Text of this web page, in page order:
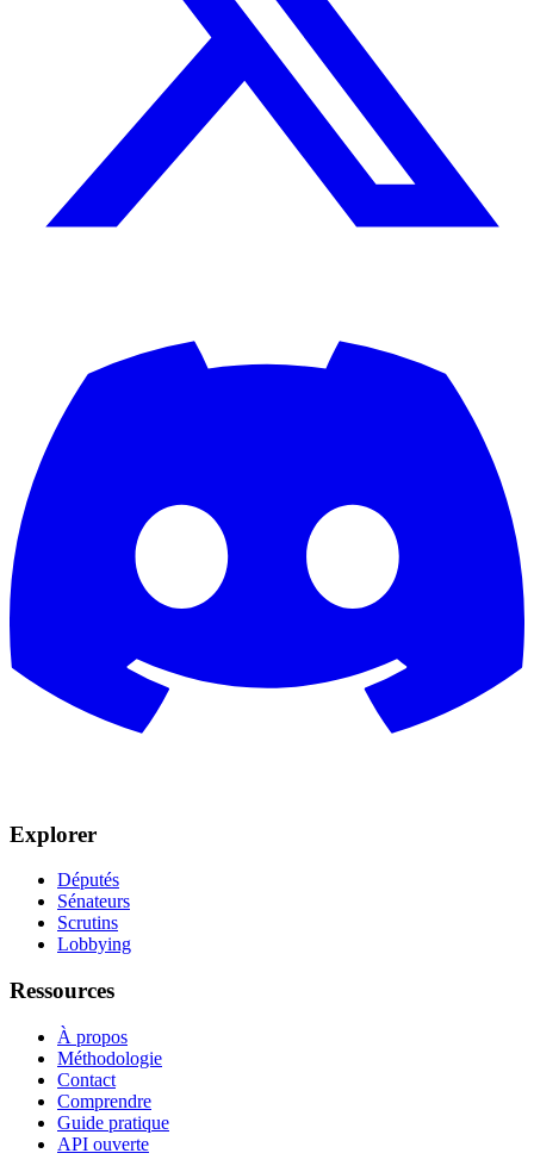
Explorer
Députés
Sénateurs
Scrutins
Lobbying
Ressources
À propos
Méthodologie
Contact
Comprendre
Guide pratique
API ouverte